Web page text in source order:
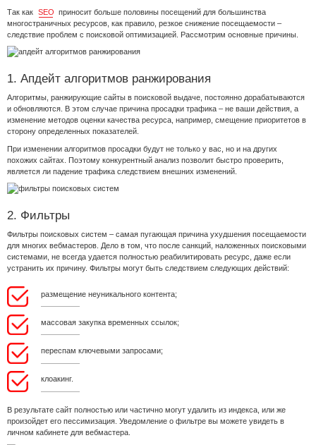
Так как SEO приносит больше половины посещений для большинства
многостраничных ресурсов, как правило, резкое снижение посещаемости –
следствие проблем с поисковой оптимизацией. Рассмотрим основные причины.
1. Апдейт алгоритмов ранжирования
Алгоритмы, ранжирующие сайты в поисковой выдаче, постоянно дорабатываются
и обновляются. В этом случае причина просадки трафика – не ваши действия, а
изменение методов оценки качества ресурса, например, смещение приоритетов в
сторону определенных показателей.
При изменении алгоритмов просадки будут не только у вас, но и на других
похожих сайтах. Поэтому конкурентный анализ позволит быстро проверить,
является ли падение трафика следствием внешних изменений.
2. Фильтры
Фильтры поисковых систем – самая пугающая причина ухудшения посещаемости
для многих вебмастеров. Дело в том, что после санкций, наложенных поисковыми
системами, не всегда удается полностью реабилитировать ресурс, даже если
устранить их причину. Фильтры могут быть следствием следующих действий:
размещение неуникального контента;
массовая закупка временных ссылок;
переспам ключевыми запросами;
клоакинг.
В результате сайт полностью или частично могут удалить из индекса, или же
произойдет его пессимизация. Уведомление о фильтре вы можете увидеть в
личном кабинете для вебмастера.